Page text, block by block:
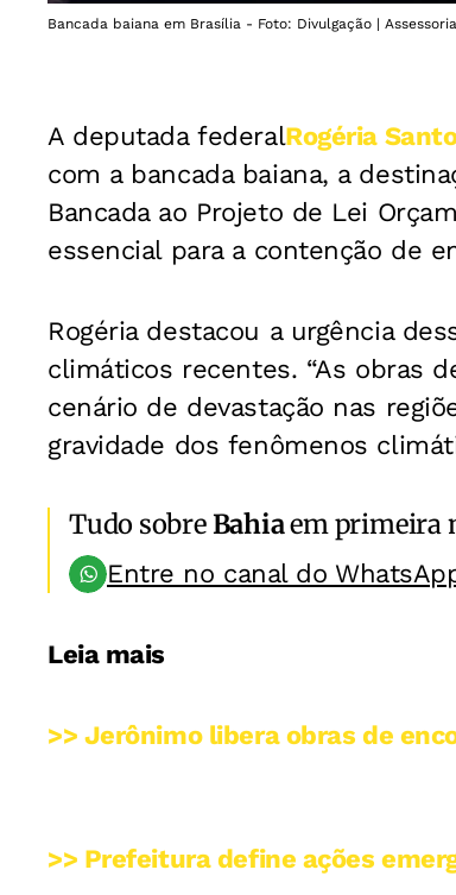
Bancada baiana em Brasília - Foto: Divulgação | Assessoria
A deputada federalRogéria
com a bancada baiana, a
Bancada ao Projeto de Lei
essencial para a contenção de
Rogéria destacou a urgência
climáticos recentes. “As obras
cenário de devastação nas
gravidade dos fenômenos
Tudo sobreBahiaem primeira
Entre no canal do
Leia mais
>> Jerônimo libera obras de
>> Prefeitura define ações